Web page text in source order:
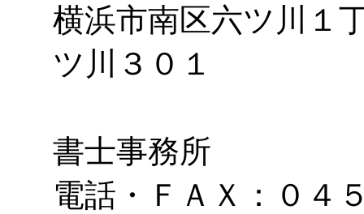
横浜市南区六ツ川１
ツ川３０１
書士事務所
電話・ＦＡＸ：０４